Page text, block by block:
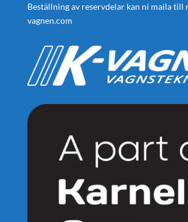
Beställning av reservdelar kan ni maila till
vagnen.com